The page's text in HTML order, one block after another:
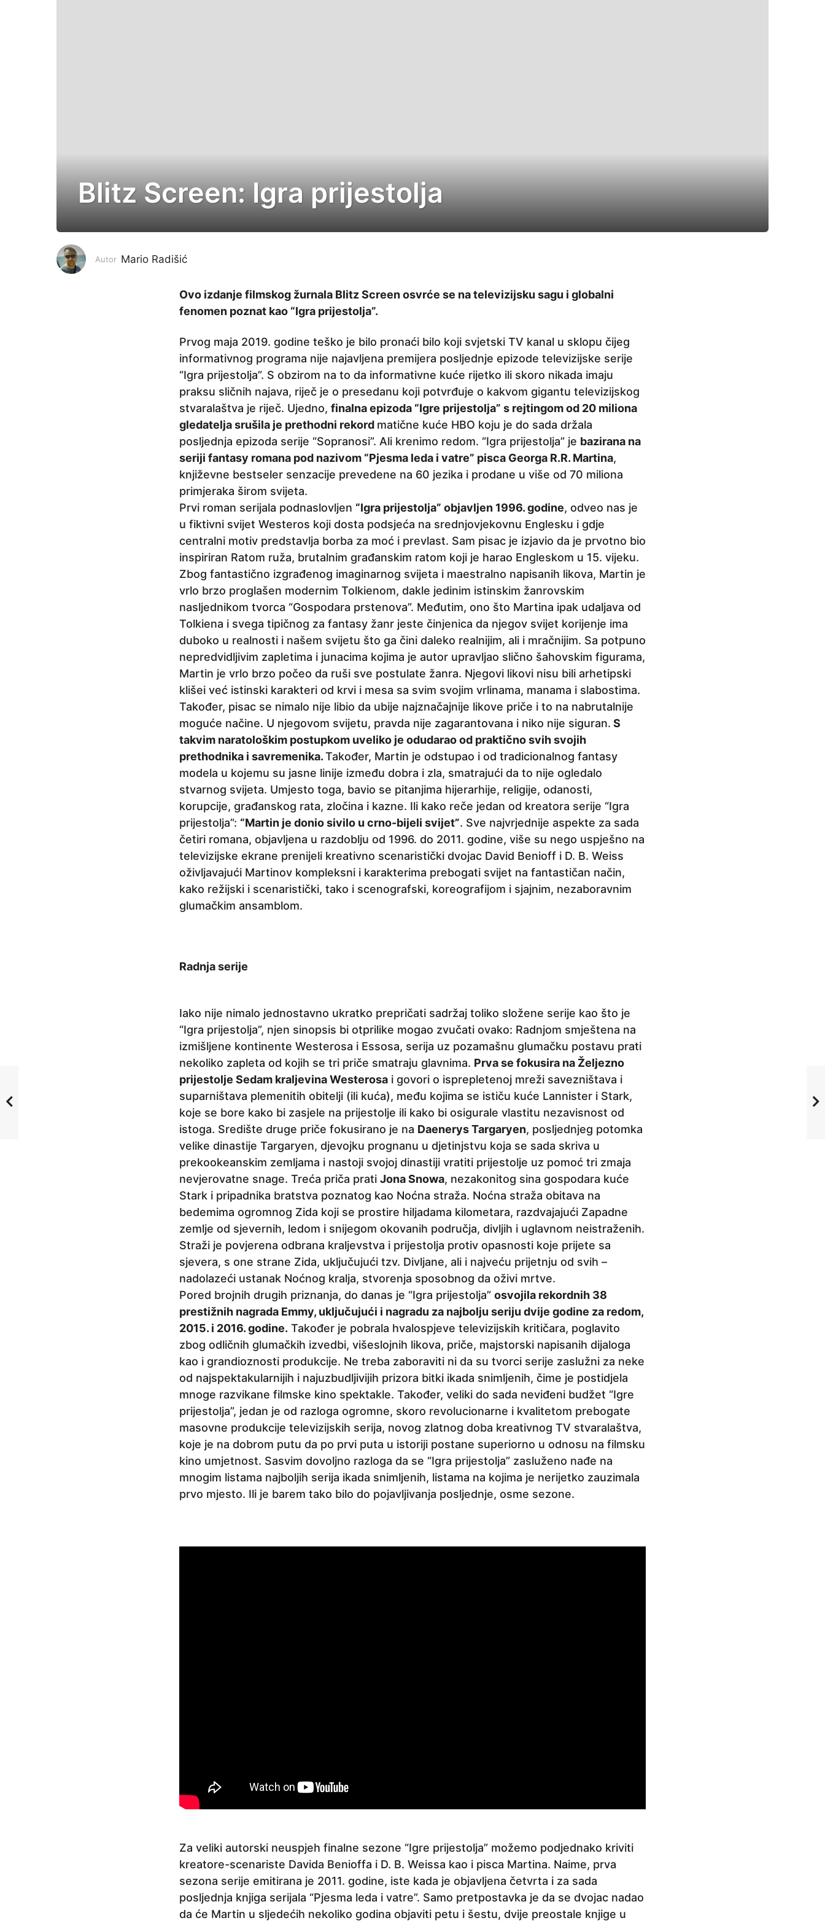
7
g
d
i
n
Blitz Screen: Igra prijestolja
Autor Mario Radišić
Ovo izdanje filmskog žurnala Blitz Screen osvrće se na televizijsku sagu i globalni
fenomen poznat kao “Igra prijestolja”.
Prvog maja 2019. godine teško je bilo pronaći bilo koji svjetski TV kanal u sklopu čijeg
informativnog programa nije najavljena premijera posljednje epizode televizijske serije
“Igra prijestolja”. S obzirom na to da informativne kuće rijetko ili skoro nikada imaju
praksu sličnih najava, riječ je o presedanu koji potvrđuje o kakvom gigantu televizijskog
stvaralaštva je riječ. Ujedno, finalna epizoda “Igre prijestolja” s rejtingom od 20 miliona
gledatelja srušila je prethodni rekord matične kuće HBO koju je do sada držala
posljednja epizoda serije “Sopranosi”. Ali krenimo redom. “Igra prijestolja” je bazirana na
seriji fantasy romana pod nazivom “Pjesma leda i vatre” pisca Georga R.R. Martina,
književne bestseler senzacije prevedene na 60 jezika i prodane u više od 70 miliona
primjeraka širom svijeta.
Prvi roman serijala podnaslovljen “Igra prijestolja” objavljen 1996. godine, odveo nas je
u fiktivni svijet Westeros koji dosta podsjeća na srednjovjekovnu Englesku i gdje
centralni motiv predstavlja borba za moć i prevlast. Sam pisac je izjavio da je prvotno bio
inspiriran Ratom ruža, brutalnim građanskim ratom koji je harao Engleskom u 15. vijeku.
Zbog fantastično izgrađenog imaginarnog svijeta i maestralno napisanih likova, Martin je
vrlo brzo proglašen modernim Tolkienom, dakle jedinim istinskim žanrovskim
nasljednikom tvorca “Gospodara prstenova”. Međutim, ono što Martina ipak udaljava od
Tolkiena i svega tipičnog za fantasy žanr jeste činjenica da njegov svijet korijenje ima
duboko u realnosti i našem svijetu što ga čini daleko realnijim, ali i mračnijim. Sa potpuno
nepredvidljivim zapletima i junacima kojima je autor upravljao slično šahovskim figurama,
Martin je vrlo brzo počeo da ruši sve postulate žanra. Njegovi likovi nisu bili arhetipski
klišei već istinski karakteri od krvi i mesa sa svim svojim vrlinama, manama i slabostima.
Također, pisac se nimalo nije libio da ubije najznačajnije likove priče i to na nabrutalnije
moguće načine. U njegovom svijetu, pravda nije zagarantovana i niko nije siguran. S
takvim naratološkim postupkom uveliko je odudarao od praktično svih svojih
prethodnika i savremenika.Također, Martin je odstupao i od tradicionalnog fantasy
modela u kojemu su jasne linije između dobra i zla, smatrajući da to nije ogledalo
stvarnog svijeta. Umjesto toga, bavio se pitanjima hijerarhije, religije, odanosti,
korupcije, građanskog rata, zločina i kazne. Ili kako reče jedan od kreatora serije “Igra
prijestolja”: “Martin je donio sivilo u crno-bijeli svijet”. Sve najvrjednije aspekte za sada
četiri romana, objavljena u razdoblju od 1996. do 2011. godine, više su nego uspješno na
televizijske ekrane prenijeli kreativno scenaristički dvojac David Benioff i D. B. Weiss
oživljavajući Martinov kompleksni i karakterima prebogati svijet na fantastičan način,
kako režijski i scenaristički, tako i scenografski, koreografijom i sjajnim, nezaboravnim
glumačkim ansamblom.
Radnja serije
Iako nije nimalo jednostavno ukratko prepričati sadržaj toliko složene serije kao što je
“Igra prijestolja”, njen sinopsis bi otprilike mogao zvučati ovako: Radnjom smještena na
izmišljene kontinente Westerosa i Essosa, serija uz pozamašnu glumačku postavu prati
nekoliko zapleta od kojih se tri priče smatraju glavnima. Prva se fokusira na Željezno
prijestolje Sedam kraljevina Westerosa i govori o isprepletenoj mreži savezništava i
suparništava plemenitih obitelji (ili kuća), među kojima se ističu kuće Lannister i Stark,
koje se bore kako bi zasjele na prijestolje ili kako bi osigurale vlastitu nezavisnost od
istoga. Središte druge priče fokusirano je na Daenerys Targaryen, posljednjeg potomka
velike dinastije Targaryen, djevojku prognanu u djetinjstvu koja se sada skriva u
prekookeanskim zemljama i nastoji svojoj dinastiji vratiti prijestolje uz pomoć tri zmaja
nevjerovatne snage. Treća priča prati Jona Snowa, nezakonitog sina gospodara kuće
Stark i pripadnika bratstva poznatog kao Noćna straža. Noćna straža obitava na
bedemima ogromnog Zida koji se prostire hiljadama kilometara, razdvajajući Zapadne
zemlje od sjevernih, ledom i snijegom okovanih područja, divljih i uglavnom neistraženih.
Straži je povjerena odbrana kraljevstva i prijestolja protiv opasnosti koje prijete sa
sjevera, s one strane Zida, uključujući tzv. Divljane, ali i najveću prijetnju od svih –
nadolazeći ustanak Noćnog kralja, stvorenja sposobnog da oživi mrtve.
Pored brojnih drugih priznanja, do danas je “Igra prijestolja” osvojila rekordnih 38
prestižnih nagrada Emmy, uključujući i nagradu za najbolju seriju dvije godine za redom,
2015. i 2016. godine. Također je pobrala hvalospjeve televizijskih kritičara, poglavito
zbog odličnih glumačkih izvedbi, višeslojnih likova, priče, majstorski napisanih dijaloga
kao i grandioznosti produkcije. Ne treba zaboraviti ni da su tvorci serije zaslužni za neke
od najspektakularnijih i najuzbudljivijih prizora bitki ikada snimljenih, čime je postidjela
mnoge razvikane filmske kino spektakle. Također, veliki do sada neviđeni budžet “Igre
prijestolja”, jedan je od razloga ogromne, skoro revolucionarne i kvalitetom prebogate
masovne produkcije televizijskih serija, novog zlatnog doba kreativnog TV stvaralaštva,
koje je na dobrom putu da po prvi puta u istoriji postane superiorno u odnosu na filmsku
kino umjetnost. Sasvim dovoljno razloga da se “Igra prijestolja” zasluženo nađe na
mnogim listama najboljih serija ikada snimljenih, listama na kojima je nerijetko zauzimala
prvo mjesto. Ili je barem tako bilo do pojavljivanja posljednje, osme sezone.
Za veliki autorski neuspjeh finalne sezone “Igre prijestolja” možemo podjednako kriviti
kreatore-scenariste Davida Benioffa i D. B. Weissa kao i pisca Martina. Naime, prva
sezona serije emitirana je 2011. godine, iste kada je objavljena četvrta i za sada
posljednja knjiga serijala “Pjesma leda i vatre”. Samo pretpostavka je da se dvojac nadao
da će Martin u sljedećih nekoliko godina objaviti petu i šestu, dvije preostale knjige u